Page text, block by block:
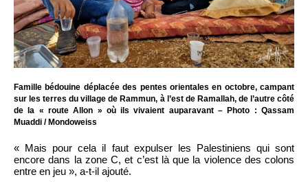
Famille bédouine déplacée des pentes orientales en octobre, campant
sur les terres du village de Rammun, à l’est de Ramallah, de l’autre côté
de la « route Allon » où ils vivaient auparavant – Photo : Qassam
Muaddi / Mondoweiss
« Mais pour cela il faut expulser les Palestiniens qui sont
encore dans la zone C, et c’est là que la violence des colons
entre en jeu », a-t-il ajouté.